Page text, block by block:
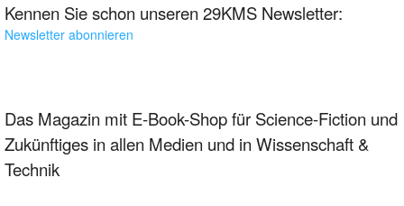
Kennen Sie schon unseren 29KMS Newsletter:
Newsletter abonnieren
Das Magazin mit E-Book-Shop für Science-Fiction und
Zukünftiges in allen Medien und in Wissenschaft &
Technik